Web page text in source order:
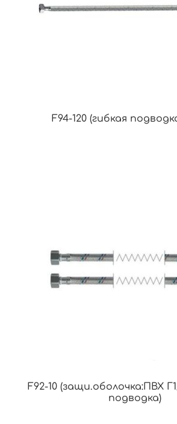
F94-120 (гибкая
F92-10 (защи.оболочка:ПВХ
подводка)